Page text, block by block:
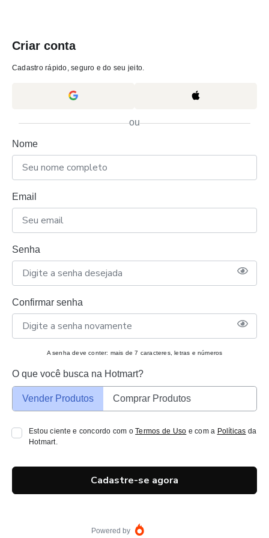
Criar conta
Cadastro rápido, seguro e do seu jeito.
ou
Nome
Email
Senha
Confirmar senha
A senha deve conter: mais de 7 caracteres, letras e números
O que você busca na Hotmart?
Vender Produtos Comprar Produtos
Estou ciente e concordo com oTermos de Uso e com a Políticas da
Hotmart.
Cadastre-se agora
Powered by